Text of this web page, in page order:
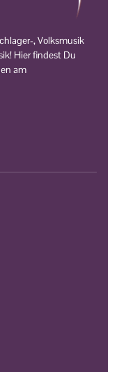
, Volksmusik
Hier findest Du
am